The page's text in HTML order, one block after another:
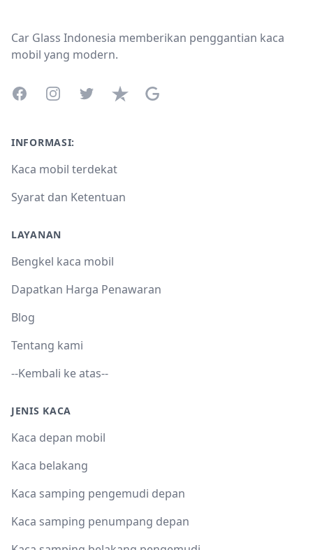
Car Glass Indonesia memberikan penggantian kaca
mobil yang modern.
FacebookInstagramTwitterTrustpilotGoogle Business Profile
INFORMASI:
Kaca mobil terdekat
Syarat dan Ketentuan
LAYANAN
Bengkel kaca mobil
Dapatkan Harga Penawaran
Blog
Tentang kami
--Kembali ke atas--
JENIS KACA
Kaca depan mobil
Kaca belakang
Kaca samping pengemudi depan
Kaca samping penumpang depan